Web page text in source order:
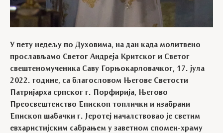
У пету недељу по Духовима, на дан када молитвено
прослављамо Светог Андреја Критског и Светог
свештеномученика Саву Горњокарловачког, 17. јула
2022. године, са благословом Његове Светости
Патријарха српског г. Порфирија, Његово
Преосвештенство Епископ топлички и изабрани
Епископ шабачки г. Јеротеј началствовао је светим
евхаристијским сабрањем у заветном спомен-храму